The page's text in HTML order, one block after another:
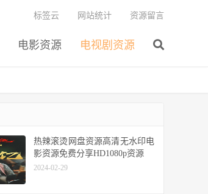
电影资源 电视剧资源
标签云 网站统计 资源留言
热辣滚烫网盘资源高清无水印电
影资源免费分享HD1080p资源
2024-02-29